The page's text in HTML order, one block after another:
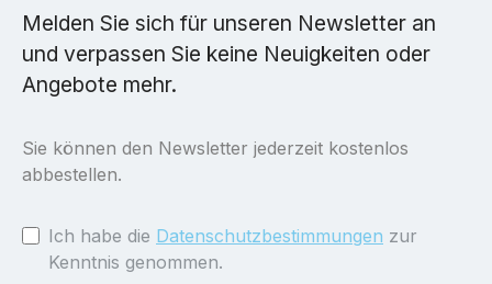
Melden Sie sich für unseren Newsletter an
und verpassen Sie keine Neuigkeiten oder
Angebote mehr.
Sie können den Newsletter jederzeit kostenlos
abbestellen.
Ich habe die Datenschutzbestimmungen zur
Kenntnis genommen.